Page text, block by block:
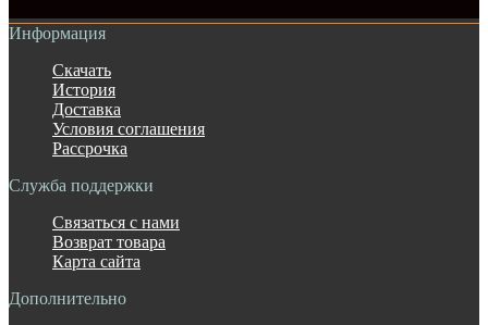
Информация
Скачать
История
Доставка
Условия соглашения
Рассрочка
Служба поддержки
Связаться с нами
Возврат товара
Карта сайта
Дополнительно